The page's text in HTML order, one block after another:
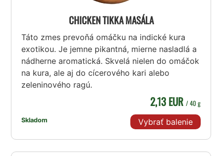
CHICKEN TIKKA MASÁLA
Táto zmes prevoňá omáčku na indické kura
exotikou. Je jemne pikantná, mierne nasladlá a
nádherne aromatická. Skvelá nielen do omáčok
na kura, ale aj do cícerového kari alebo
zeleninového ragú.
Skladom
2,13 EUR / 40 g
Vybrať balenie